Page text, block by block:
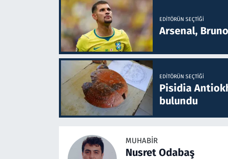
EDITÖRÜN SEÇTIĞI
Arsenal,
EDITÖRÜN SEÇTIĞI
Pisidia
bulundu
MUHABIR
Nusret Odabaş